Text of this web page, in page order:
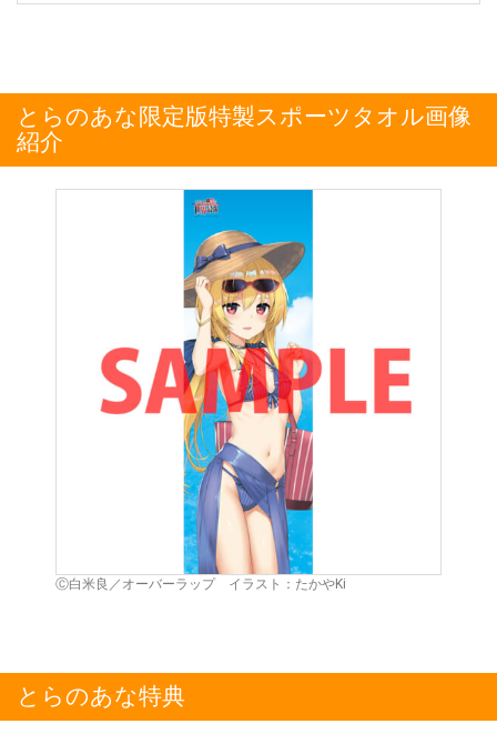
とらのあな限定版特製スポーツタオル画像
紹介
Ⓒ白米良／オーバーラップ イラスト：たかやKi
とらのあな特典